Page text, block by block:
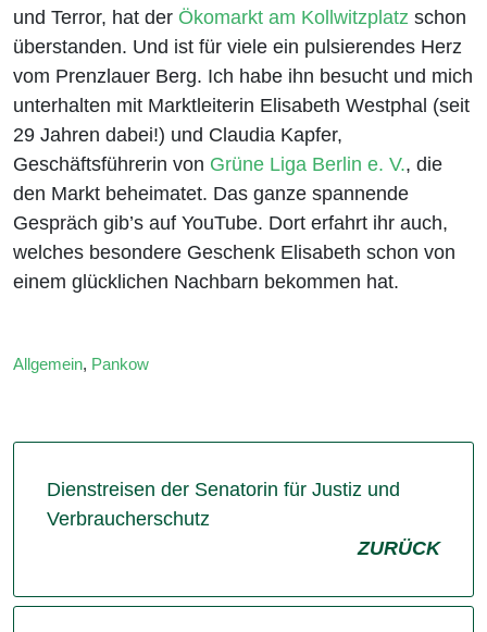
und Terror, hat der Ökomarkt am Kollwitzplatz schon
überstanden. Und ist für viele ein pulsierendes Herz
vom Prenzlauer Berg. Ich habe ihn besucht und mich
unterhalten mit Marktleiterin Elisabeth Westphal (seit
29 Jahren dabei!) und Claudia Kapfer,
Geschäftsführerin von Grüne Liga Berlin e. V., die
den Markt beheimatet. Das ganze spannende
Gespräch gib’s auf YouTube. Dort erfahrt ihr auch,
welches besondere Geschenk Elisabeth schon von
einem glücklichen Nachbarn bekommen hat.
Allgemein, Pankow
Dienstreisen der Senatorin für Justiz und
Verbraucherschutz
ZURÜCK